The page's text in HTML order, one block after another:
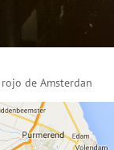
de Amsterdan